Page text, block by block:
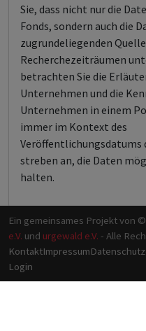
Sie, dass nicht nur die
Fonds, sondern auch die
zugrundeliegenden
Recherchezeiträumen
betrachten Sie die
Unternehmen und die
Unternehmen in einem
immer im Kontext des
Veröffentlichungsdatums
streben an, die Daten
halten.
Ein gemeinsames Projekt von ©
e.V. und urgewald e.V. - Alle
KontaktImpressum
Login